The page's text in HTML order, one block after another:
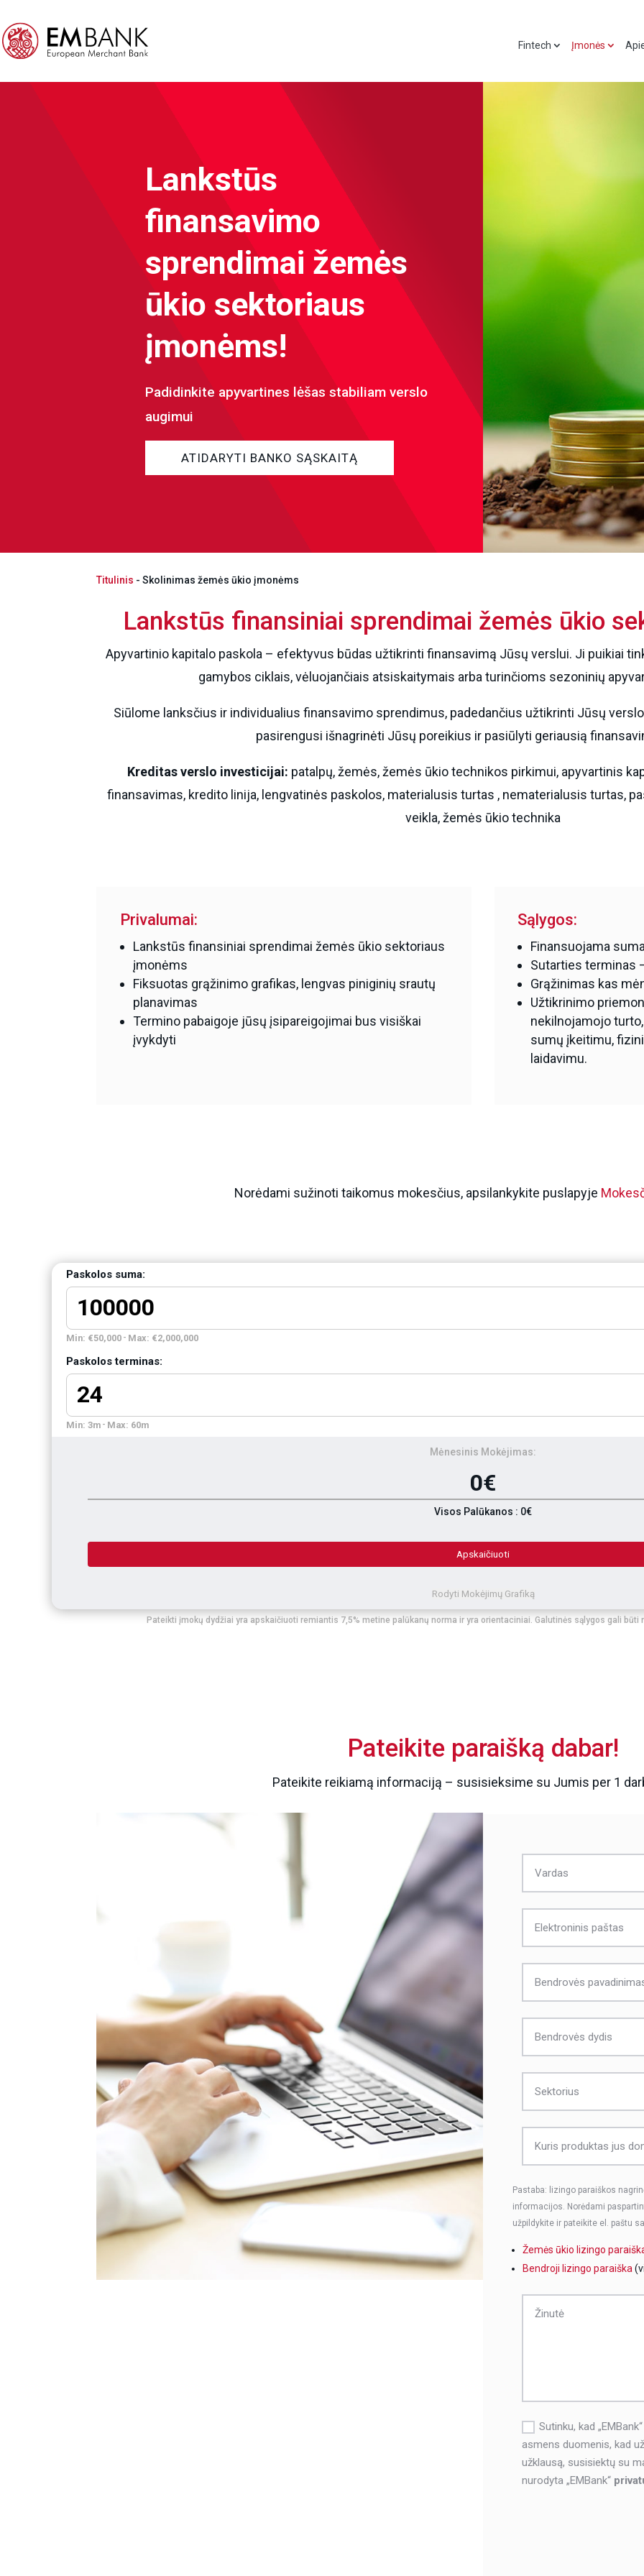
Fintech Įmonės
Lankstūs
finansavimo
sprendimai žemės
ūkio sektoriaus
įmonėms!
Padidinkite apyvartines lėšas stabiliam verslo
augimui
ATIDARYTI BANKO SĄSKAITĄ
Titulinis -Skolinimas žemės ūkio įmonėms
Lankstūs finansiniai sprendimai žemės ūkio
Apyvartinio kapitalo paskola – efektyvus būdas užtikrinti finansavimą Jūsų verslui. Ji puikiai
gamybos ciklais, vėluojančiais atsiskaitymais arba turinčioms sezoninių
Siūlome lanksčius ir individualius finansavimo sprendimus, padedančius užtikrinti Jūsų
pasirengusi išnagrinėti Jūsų poreikius ir pasiūlyti geriausią
Kreditas verslo investicijai: patalpų, žemės, žemės ūkio technikos pirkimui, apyvartinis
finansavimas, kredito linija, lengvatinės paskolos, materialusis turtas , nematerialusis turtas,
veikla, žemės ūkio technika
Privalumai:
Lankstūs finansiniai sprendimai žemės ūkio sektoriaus
įmonėms
Fiksuotas grąžinimo grafikas, lengvas piniginių srautų
planavimas
Termino pabaigoje jūsų įsipareigojimai bus visiškai
įvykdyti
Sąlygos:
Finansuojama
Sutarties terminas
Grąžinimas kas
Užtikrinimo
nekilnojamojo
sumų įkeitimu,
laidavimu.
Norėdami sužinoti taikomus mokesčius, apsilankykite puslapyje
Paskolos suma:
Min: €50,000 - Max: €2,000,000
Paskolos terminas:
Min: 3m - Max: 60m
Mėnesinis Mokėjimas:
0€
Visos Palūkanos : 0€
Apskaičiuoti
Rodyti Mokėjimų Grafiką
Pateikti įmokų dydžiai yra apskaičiuoti remiantis 7,5% metine palūkanų norma ir yra orientaciniai. Galutinės sąlygos gali
Pateikite paraišką dabar!
Pateikite reikiamą informaciją – susisieksime su Jumis per 1
Pastaba: lizingo paraiškos
informacijos. Norėdami
užpildykite ir pateikite el. paštu
Žemės ūkio lizingo
Bendroji lizingo paraiška
Sutinku, kad
asmens duomenis, kad
užklausą, susisiektų su
nurodyta „EMBank“